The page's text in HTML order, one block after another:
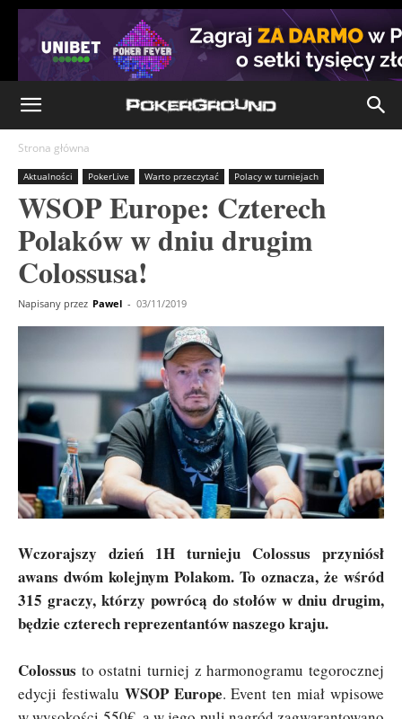
Strona główna
Aktualności PokerLive Warto przeczytać Polacy w turniejach
WSOP Europe: Czterech
Polaków w dniu drugim
Colossusa!
Napisany przez Pawel - 03/11/2019
Wczorajszy dzień 1H turnieju Colossus przyniósł
awans dwóm kolejnym Polakom. To oznacza, że wśród
315 graczy, którzy powrócą do stołów w dniu drugim,
będzie czterech reprezentantów naszego kraju.
Colossus to ostatni turniej z harmonogramu tegorocznej
edycji festiwalu WSOP Europe. Event ten miał wpisowe